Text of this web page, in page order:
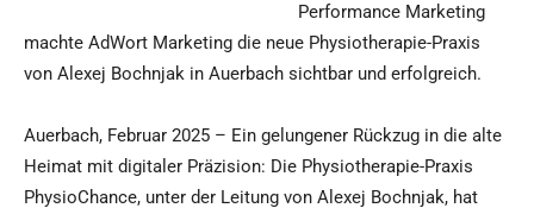
Performance Marketing
machte AdWort Marketing die neue Physiotherapie-Praxis
von Alexej Bochnjak in Auerbach sichtbar und erfolgreich.
Auerbach, Februar 2025 – Ein gelungener Rückzug in die alte
Heimat mit digitaler Präzision: Die Physiotherapie-Praxis
PhysioChance, unter der Leitung von Alexej Bochnjak, hat